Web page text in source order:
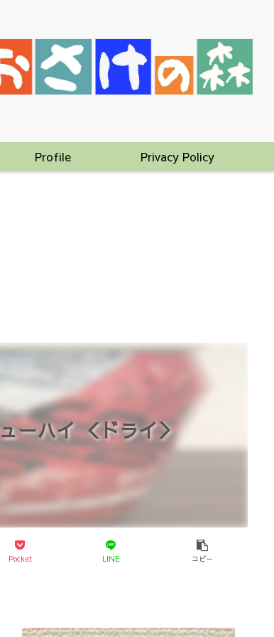
Profile Privacy Policy
ーハイ ＜ドライ＞
Pocket LINE コピー